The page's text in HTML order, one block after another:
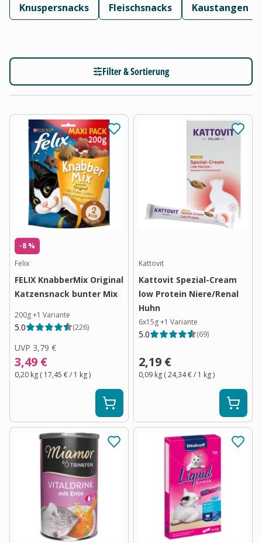
Knuspersnacks Fleischsnacks Kaustangen
Filter & Sortierung
-8 %
Felix
FELIX KnabberMix Original
Katzensnack bunter Mix
200g+1 Variante
5.0 (226)
UVP 3,79 €
3,49 €
0,20 kg ( 17,45 €/ 1 kg)
Kattovit
Kattovit Spezial-Cream
low Protein Niere/Renal
Huhn
6x15g+1 Variante
5.0 (69)
2,19 €
0,09 kg (24,34 €/ 1 kg)